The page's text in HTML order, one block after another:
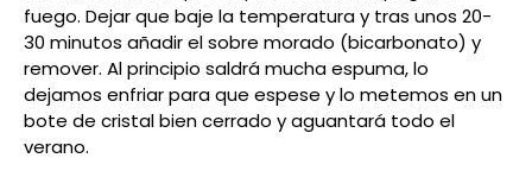
fuego. Dejar que baje la temperatura y tras unos 20-
30 minutos añadir el sobre morado (bicarbonato) y
remover. Al principio saldrá mucha espuma, lo
dejamos enfriar para que espese y lo metemos en un
bote de cristal bien cerrado y aguantará todo el
verano.